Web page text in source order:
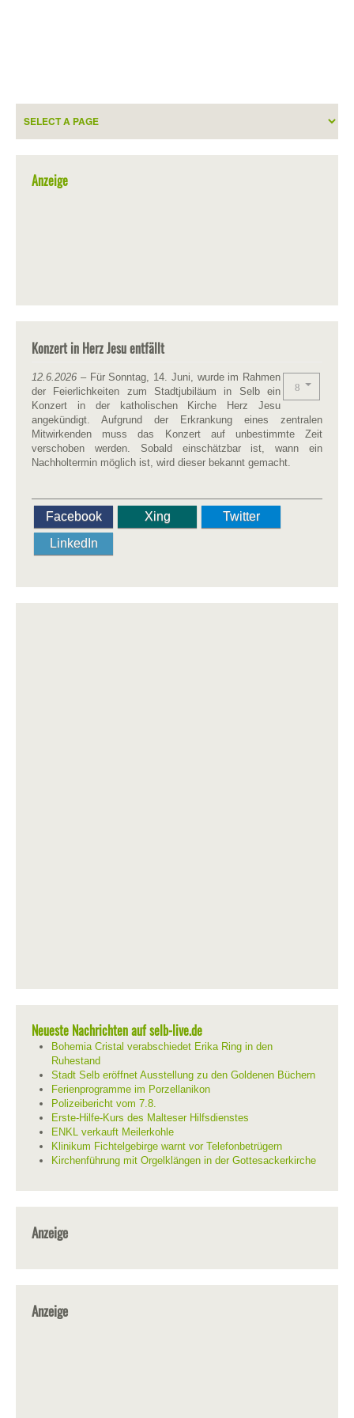
Anzeige
Konzert in Herz Jesu entfällt
12.6.2026 – Für Sonntag, 14. Juni, wurde im Rahmen
der Feierlichkeiten zum Stadtjubiläum in Selb ein
Konzert in der katholischen Kirche Herz Jesu
angekündigt. Aufgrund der Erkrankung eines zentralen
Mitwirkenden muss das Konzert auf unbestimmte Zeit
verschoben werden. Sobald einschätzbar ist, wann ein
Nachholtermin möglich ist, wird dieser bekannt gemacht.
Facebook Xing
Twitter
LinkedIn
Neueste Nachrichten auf selb-live.de
Bohemia Cristal verabschiedet Erika Ring in den
Ruhestand
Stadt Selb eröffnet Ausstellung zu den Goldenen Büchern
Ferienprogramme im Porzellanikon
Polizeibericht vom 7.8.
Erste-Hilfe-Kurs des Malteser Hilfsdienstes
ENKL verkauft Meilerkohle
Klinikum Fichtelgebirge warnt vor Telefonbetrügern
Kirchenführung mit Orgelklängen in der Gottesackerkirche
Anzeige
Anzeige